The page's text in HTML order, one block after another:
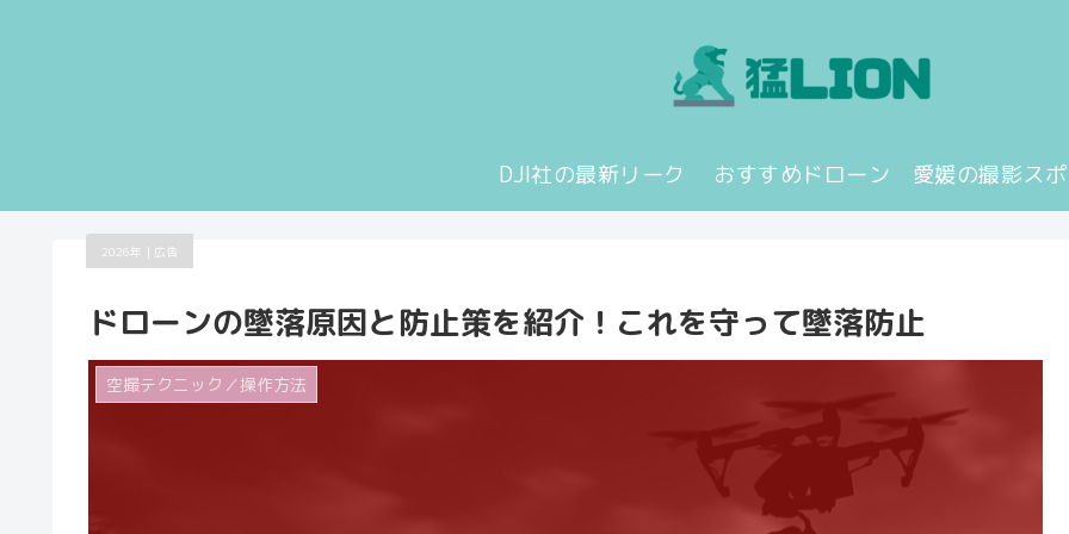
DJI社の最新リーク おすすめドローン 愛媛の撮影ス
2026年｜広告
ドローンの墜落原因と防止策を紹介！これを守って墜落防止
空撮テクニック／操作方法